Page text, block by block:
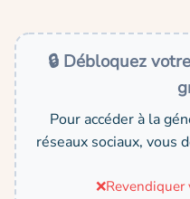
🔒 Débloquez
Pour accéder à la
réseaux sociaux, vous
❌